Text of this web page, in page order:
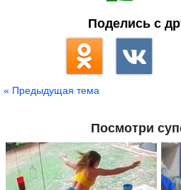
Поделись с
« Предыдущая тема
Посмотри